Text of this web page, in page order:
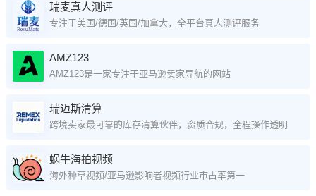
瑞麦真人测评
专注于美国/德国/英国/加拿大，全平台真人测评服务
AMZ123
AMZ123是一家专注于亚马逊卖家导航的网站
瑞迈斯清算
跨境卖家最可靠的库存清算伙伴，资质合规，全程操作透明
蜗牛海拍视频
海外种草视频/亚马逊影响者视频行业市占率第一